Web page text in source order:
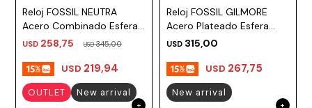
Reloj FOSSIL NEUTRA
Acero Combinado Esfera
44mm
USD 258,75 USD345,00
USD 219,94
OUTLET New arrival
Reloj FOSSIL GILMORE
Acero Plateado Esfera
38mm
USD 315,00
USD 267,75
New arrival
Prune
Mistral
Camelbak
Lamy